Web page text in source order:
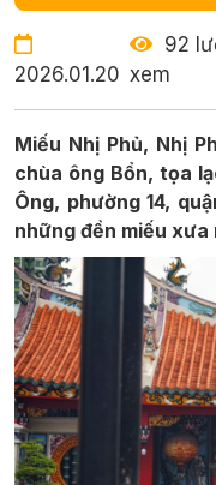
2026.01.20
92
xem
Miếu Nhị Phủ, Nhị
chùa ông Bổn, tọa
Ông, phường 14,
những đền miếu xưa